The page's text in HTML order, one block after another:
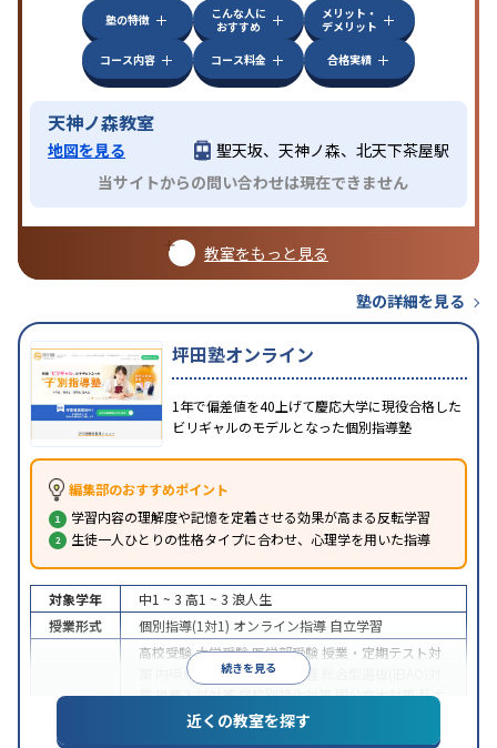
塾の特徴
こんな人に
おすすめ
メリット・
デメリット
コース内容
コース料金 合格実績
天神ノ森教室
地図を見る
聖天坂、天神ノ森、北天下茶屋駅
当サイトからの問い合わせは現在できません
教室をもっと見る
塾の詳細を見る
坪田塾オンライン
1年で偏差値を40上げて慶応大学に現役合格した
ビリギャルのモデルとなった個別指導塾
編集部のおすすめポイント
学習内容の理解度や記憶を定着させる効果が高まる反転学習
生徒一人ひとりの性格タイプに合わせ、心理学を用いた指導
続きを見る
対象学年 中1 ~ 3 高1 ~ 3 浪人生
授業形式
個別指導(1対1) オンライン指導 自立学習
高校受験大学受験医学部受験 授業・定期テスト対
内申点対策学習習慣の定着
策推薦入試対策学校別特化対策国公立大対策私大
共通テスト対策英検(英語検定)対策
その
近くの教室を探す